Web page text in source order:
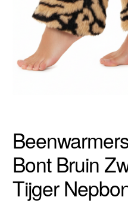
Bont Bruin
Tijger